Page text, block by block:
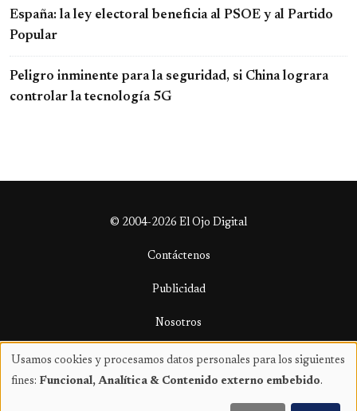
España: la ley electoral beneficia al PSOE y al Partido
Popular
Peligro inminente para la seguridad, si China lograra
controlar la tecnología 5G
© 2004-2026 El Ojo Digital
Contáctenos
Publicidad
Nosotros
Términos y condiciones
Uso
Usamos cookies y procesamos datos personales para los siguientes
fines: Funcional, Analítica & Contenido externo embebido.